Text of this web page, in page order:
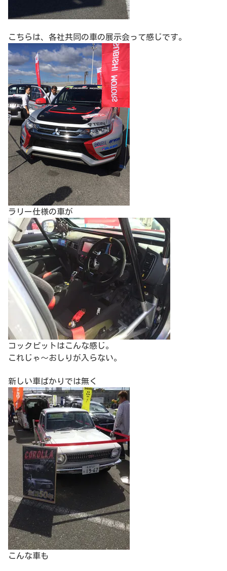
こちらは、各社共同の車の展示会って感じです。
ラリー仕様の車が
コックピットはこんな感じ。
これじゃ～おしりが入らない。
新しい車ばかりでは無く
こんな車も